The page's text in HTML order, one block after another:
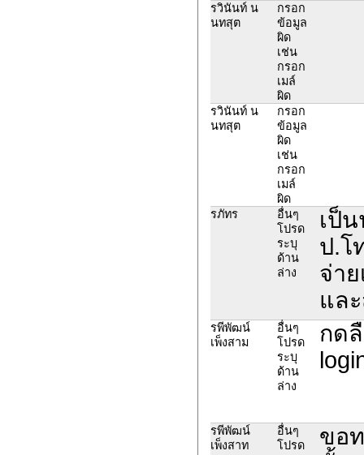
รวินันท์ น
นทสุต
กรอก
ข้อมูล
ผิด
เช่น
กรอก
เมล์
ผิด
รวินันท์ น
นทสุต
กรอก
ข้อมูล
ผิด
เช่น
กรอก
เมล์
ผิด
รภัทร
อื่นๆ
โปรด
ระบุ
ด้าน
ล่าง
เป็
ป.โ
จ่า
แล
รพีพัฒน์
เพ็งสาม
อื่นๆ
โปรด
ระบุ
ด้าน
ล่าง
กด
รพีพัฒน์
เพ็งสาท
อื่นๆ
โปรด
ขอ